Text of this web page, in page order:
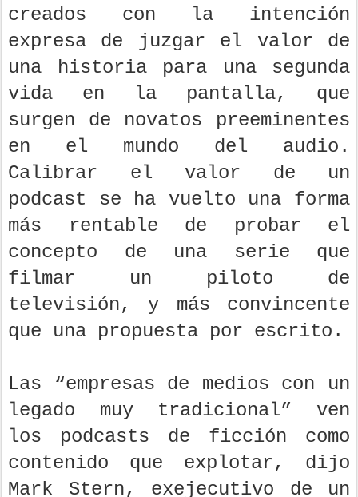
creados con la intención
expresa de juzgar el valor de
una historia para una segunda
vida en la pantalla, que
surgen de novatos preeminentes
en el mundo del audio.
Calibrar el valor de un
podcast se ha vuelto una forma
más rentable de probar el
concepto de una serie que
filmar un piloto de
televisión, y más convincente
que una propuesta por escrito.
Las “empresas de medios con un
legado muy tradicional” ven
los podcasts de ficción como
contenido que explotar, dijo
Mark Stern, exejecutivo de un